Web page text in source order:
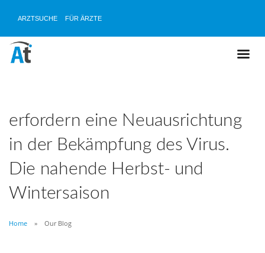
ARZTSUCHE FÜR ÄRZTE
erfordern eine Neuausrichtung
in der Bekämpfung des Virus.
Die nahende Herbst- und
Wintersaison
Home Our Blog